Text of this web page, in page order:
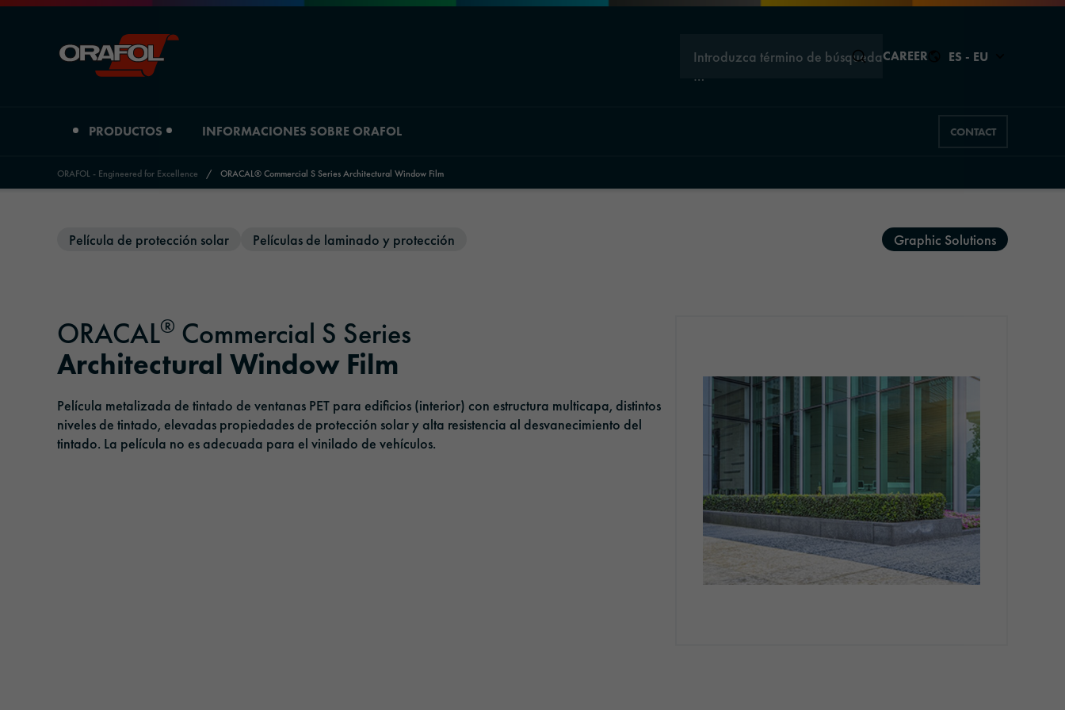
Introduzca término de búsqueda
…
CAREER ES - EU
PRODUCTOS
Materiales reflectantes
Cintas adhesivas
Película de protección solar
Películas de laminado y protección
INFORMACIONES SOBRE ORAFOL
Historia
Gestión
Responsabilidad
CONTACT
ORAFOL - Engineered for Excellence / ORACAL® Commercial S Series Architectural Window Film
Película de protección solar Películas de laminado y protección Graphic Solutions
ORACAL® Commercial S Series
Architectural Window Film
Película metalizada de tintado de ventanas PET para edificios (interior) con estructura multicapa, distintos
niveles de tintado, elevadas propiedades de protección solar y alta resistencia al desvanecimiento del
tintado. La película no es adecuada para el vinilado de vehículos.